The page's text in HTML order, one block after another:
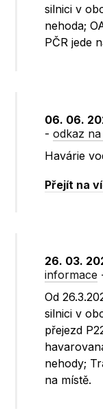
silnici v
nehoda;
PČR jede
06. 06.
-odkaz
Havárie
Přejít na
26. 03.
informace
Od
silnici v
přejezd
nehody;
na místě.